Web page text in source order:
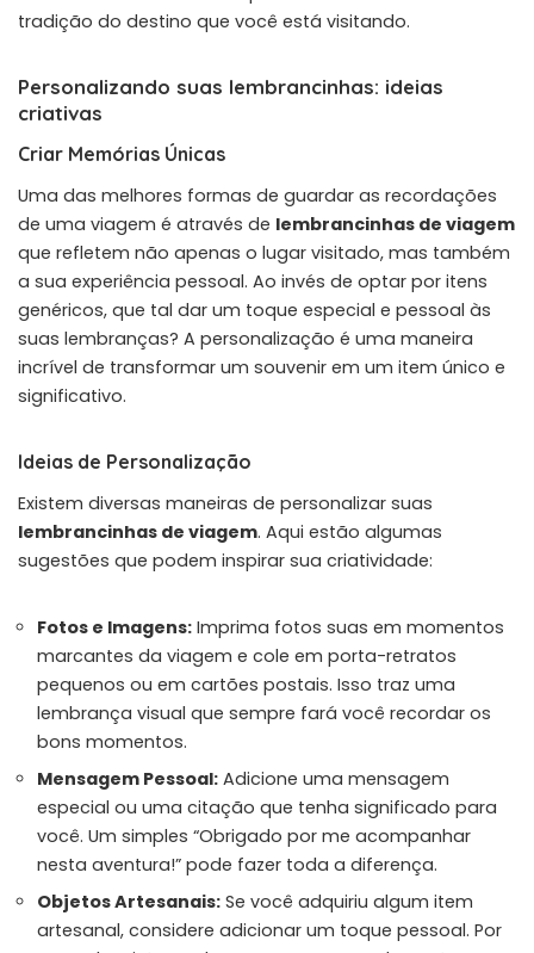
tradição do destino que você está visitando.
Personalizando suas lembrancinhas: ideias
criativas
Criar Memórias Únicas
Uma das melhores formas de guardar as recordações
de uma viagem é através de lembrancinhas de viagem
que refletem não apenas o lugar visitado, mas também
a sua experiência pessoal. Ao invés de optar por itens
genéricos, que tal dar um toque especial e pessoal às
suas lembranças? A personalização é uma maneira
incrível de transformar um souvenir em um item único e
significativo.
Ideias de Personalização
Existem diversas maneiras de personalizar suas
lembrancinhas de viagem. Aqui estão algumas
sugestões que podem inspirar sua criatividade:
Fotos e Imagens: Imprima fotos suas em momentos
marcantes da viagem e cole em porta-retratos
pequenos ou em cartões postais. Isso traz uma
lembrança visual que sempre fará você recordar os
bons momentos.
Mensagem Pessoal: Adicione uma mensagem
especial ou uma citação que tenha significado para
você. Um simples “Obrigado por me acompanhar
nesta aventura!” pode fazer toda a diferença.
Objetos Artesanais: Se você adquiriu algum item
artesanal, considere adicionar um toque pessoal. Por